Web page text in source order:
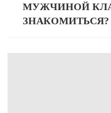
МУЖЧИНОЙ
ЗНАКОМИТЬСЯ?